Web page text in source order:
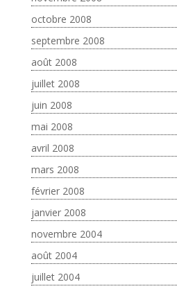
octobre 2008
septembre 2008
août 2008
juillet 2008
juin 2008
mai 2008
avril 2008
mars 2008
février 2008
janvier 2008
novembre 2004
août 2004
juillet 2004